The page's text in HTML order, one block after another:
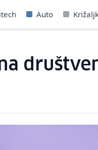
Auto